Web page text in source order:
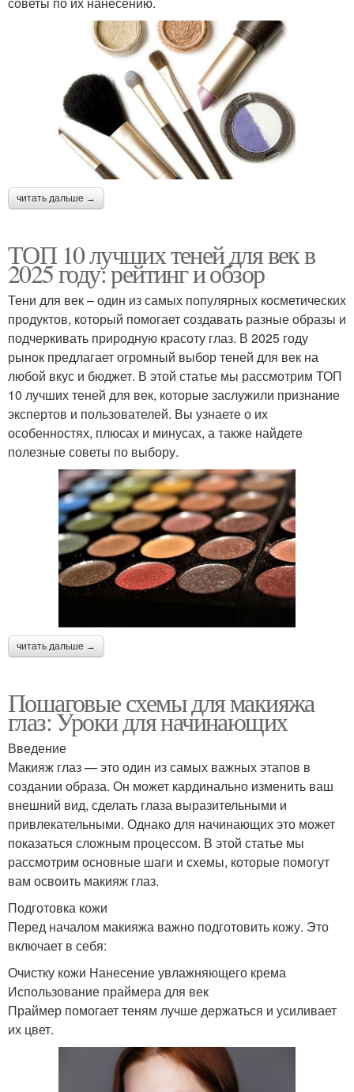
читать дальше →
ТОП 10 лучших теней для век в
2025 году: рейтинг и обзор
Тени для век – один из самых популярных косметических
продуктов, который помогает создавать разные образы и
подчеркивать природную красоту глаз. В 2025 году
рынок предлагает огромный выбор теней для век на
любой вкус и бюджет. В этой статье мы рассмотрим ТОП
10 лучших теней для век, которые заслужили признание
экспертов и пользователей. Вы узнаете о их
особенностях, плюсах и минусах, а также найдете
полезные советы по выбору.
читать дальше →
Пошаговые схемы для макияжа
глаз: Уроки для начинающих
Введение
Макияж глаз — это один из самых важных этапов в
создании образа. Он может кардинально изменить ваш
внешний вид, сделать глаза выразительными и
привлекательными. Однако для начинающих это может
показаться сложным процессом. В этой статье мы
рассмотрим основные шаги и схемы, которые помогут
вам освоить макияж глаз.
Подготовка кожи
Перед началом макияжа важно подготовить кожу. Это
включает в себя:
Очистку кожи Нанесение увлажняющего крема
Использование праймера для век
Праймер помогает теням лучше держаться и усиливает
их цвет.